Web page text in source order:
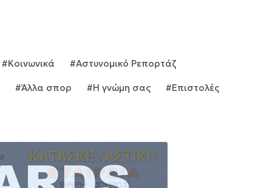
#Κοινωνικά #Αστυνομικό Ρεπορτάζ
#Άλλα σπορ #Η γνώμη σας #Επιστολές